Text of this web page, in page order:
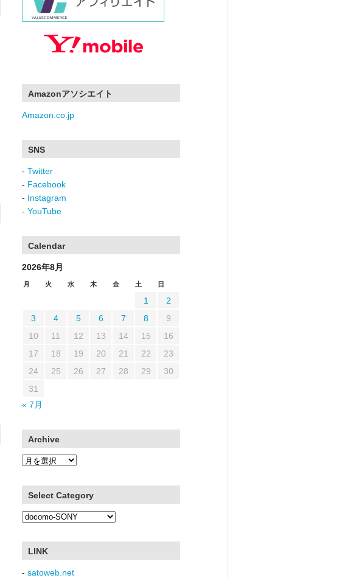
Amazonアソシエイト
Amazon.co.jp
SNS
- Twitter
- Facebook
- Instagram
- YouTube
Calendar
2026年8月
月 火 水 木 金 土 日
1
2
3
4 5 6 7 8
9
10
11 12 13 14 15
16
17
18 19 20 21 22
23
24
25 26 27 28 29
30
31
« 7月
Archive
Archive
Select Category
Select
LINK
- satoweb.net